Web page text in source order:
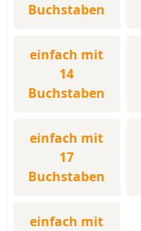
Buchstaben
einfach mit
14
Buchstaben
einfach mit
17
Buchstaben
einfach mit